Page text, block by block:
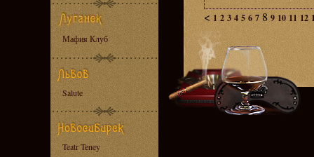
Мафия Клуб
Salute
Teatr Teney
< 1 2 3 4 5 6 7 8 9 10 11 12